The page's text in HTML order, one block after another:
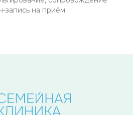
запись на приём.